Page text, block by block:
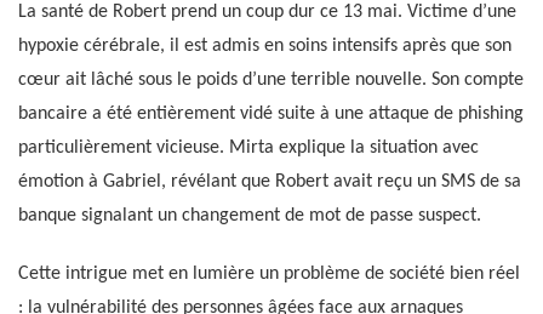
La santé de Robert prend un coup dur ce 13 mai. Victime d’une
hypoxie cérébrale, il est admis en soins intensifs après que son
cœur ait lâché sous le poids d’une terrible nouvelle. Son compte
bancaire a été entièrement vidé suite à une attaque de phishing
particulièrement vicieuse. Mirta explique la situation avec
émotion à Gabriel, révélant que Robert avait reçu un SMS de sa
banque signalant un changement de mot de passe suspect.
Cette intrigue met en lumière un problème de société bien réel
: la vulnérabilité des personnes âgées face aux arnaques